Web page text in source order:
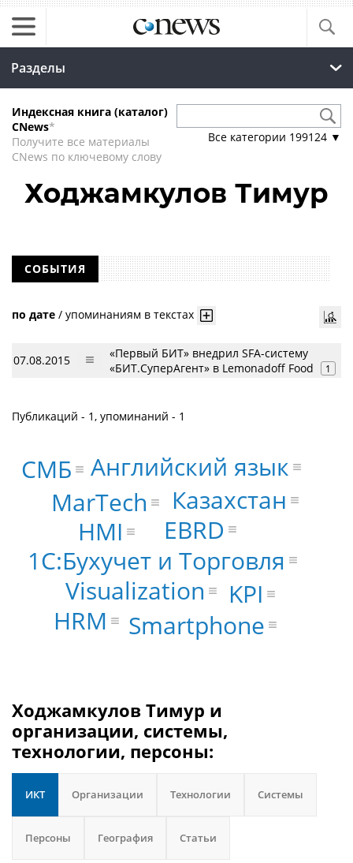
Разделы
Индексная книга (каталог)
CNews*
Получите все материалы
CNews по ключевому слову
Все категории 199124 ▼
Ходжамкулов Тимур
СОБЫТИЯ
по дате / упоминаниям в текстах
07.08.2015
«Первый БИТ» внедрил SFA-систему
«БИТ.СуперАгент» в Lemonadoff Food
1
Публикаций - 1, упоминаний - 1
1С:Бухучет и Торговля
EBRD
Visualization
MarTech
HRM Smartphone
HMI
Казахстан
Английский язык
KPI
СМБ
Ходжамкулов Тимур и
организации, системы,
технологии, персоны:
ИКТ Организации Технологии Системы
Персоны География Статьи